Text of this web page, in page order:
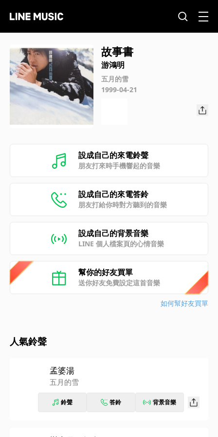
故事書
游鴻明
五月的雪
1999-04-21
設成自己的來電鈴聲
朋友打來時手機響起的音樂
設成自己的來電答鈴
朋友打給你時對方聽到的音樂
設成自己的背景音樂
LINE 個人檔案頁的心情音樂
幫你的好友買單
送你好友免費設定這首音樂
如何幫好友買單
人氣鈴聲
孟婆湯
五月的雪
鈴聲 答鈴 背景音樂